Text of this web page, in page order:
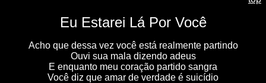
Eu Estarei Lá Por Você
Acho que dessa vez você está realmente partindo
Ouvi sua mala dizendo adeus
E enquanto meu coração partido sangra
Você diz que amar de verdade é suicídio